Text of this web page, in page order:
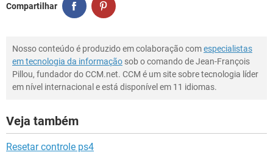
Compartilhar
Nosso conteúdo é produzido em colaboração comespecialistas
em tecnologia da informação sob o comando de Jean-François
Pillou, fundador do CCM.net. CCM é um site sobre tecnologia líder
em nível internacional e está disponível em 11 idiomas.
Veja também
Resetar controle ps4